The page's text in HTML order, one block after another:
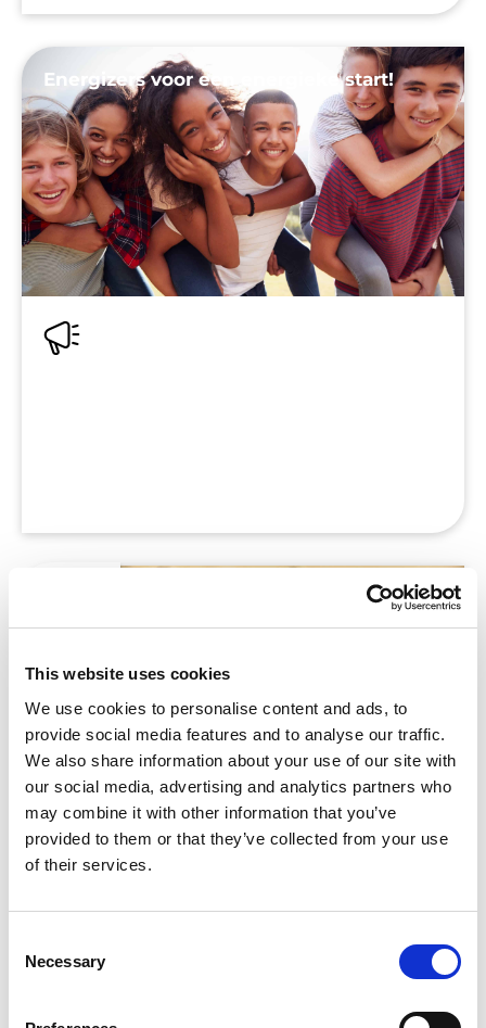
This website uses cookies
We use cookies to personalise content and ads, to
provide social media features and to analyse our traffic.
We also share information about your use of our site with
our social media, advertising and analytics partners who
may combine it with other information that you’ve
provided to them or that they’ve collected from your use
of their services.
Selection
Necessary
Energizers voor een energieke start!
Oppeppers en ontspanners #5: korte
wat ontspanning of energie geven op een lange